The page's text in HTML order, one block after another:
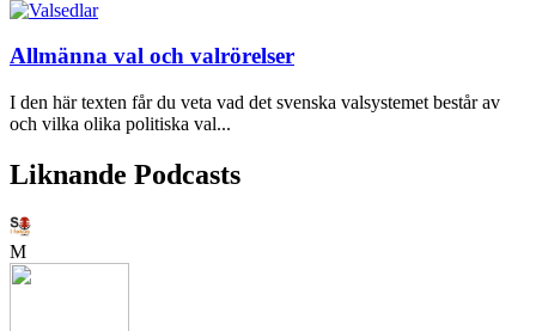
Allmänna val och valrörelser
I den här texten får du veta vad det svenska valsystemet består av
och vilka olika politiska val...
Liknande Podcasts
M